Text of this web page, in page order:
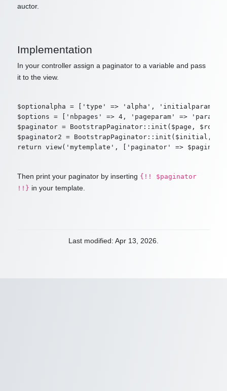
auctor.
Implementation
In your controller assign a paginator to a variable and pass
it to the view.
$optionalpha = ['type' => 'alpha', 'initialparam'
$options = ['nbpages' => 4, 'pageparam' =>
$paginator = BootstrapPaginator::init($page,
$paginator2 = BootstrapPaginator::init($initial,
Then print your paginator by inserting {!! $paginator
!!} in your template.
Last modified: Apr 13, 2026.